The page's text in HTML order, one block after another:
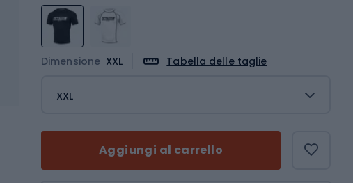
Dimensione XXL Tabella delle taglie
XXL
Aggiungi al carrello